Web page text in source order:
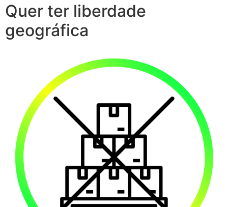
Quer ter liberdade
geográfica